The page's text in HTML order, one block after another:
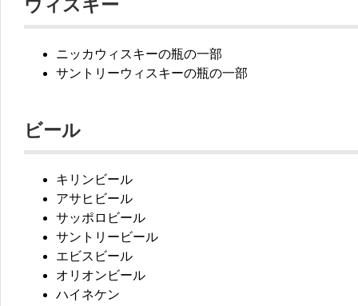
ウィスキー
ニッカウィスキーの瓶の一部
サントリーウィスキーの瓶の一部
ビール
キリンビール
アサヒビール
サッポロビール
サントリービール
エビスビール
オリオンビール
ハイネケン